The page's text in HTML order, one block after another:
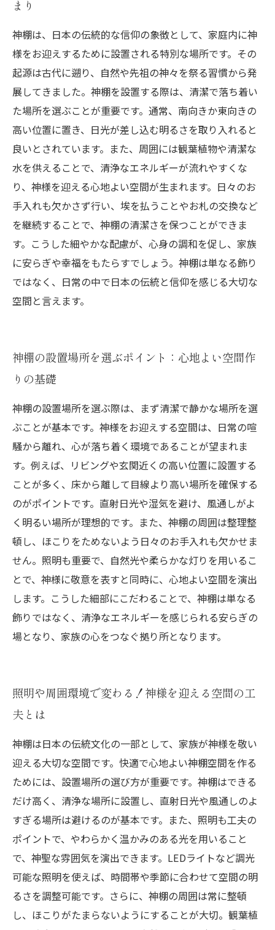
心安らぐ神棚空間の完成：実際に試してみた工
夫と感想
まとめ：神棚で神様を迎える、心地よい空間づ
くりの全ステップ
まり
神棚は、日本の伝統的な信仰の象徴として、家庭内に神
様をお迎えするために設置される特別な場所です。その
起源は古代に遡り、自然や先祖の神々を祭る習慣から発
展してきました。神棚を設置する際は、清潔で落ち着い
た場所を選ぶことが重要です。通常、南向きか東向きの
高い位置に置き、日光が差し込む明るさを取り入れると
良いとされています。また、周囲には観葉植物や清潔な
水を供えることで、清浄なエネルギーが流れやすくな
り、神様を迎える心地よい空間が生まれます。日々のお
手入れも欠かさず行い、埃を払うことやお札の交換など
を継続することで、神棚の清潔さを保つことができま
す。こうした細やかな配慮が、心身の調和を促し、家族
に安らぎや幸福をもたらすでしょう。神棚は単なる飾り
ではなく、日常の中で日本の伝統と信仰を感じる大切な
空間と言えます。
神棚の設置場所を選ぶポイント：心地よい空間作
りの基礎
神棚の設置場所を選ぶ際は、まず清潔で静かな場所を選
ぶことが基本です。神様をお迎えする空間は、日常の喧
騒から離れ、心が落ち着く環境であることが望まれま
す。例えば、リビングや玄関近くの高い位置に設置する
ことが多く、床から離して目線より高い場所を確保する
のがポイントです。直射日光や湿気を避け、風通しがよ
く明るい場所が理想的です。また、神棚の周囲は整理整
頓し、ほこりをためないよう日々のお手入れも欠かせま
せん。照明も重要で、自然光や柔らかな灯りを用いるこ
とで、神様に敬意を表すと同時に、心地よい空間を演出
します。こうした細部にこだわることで、神棚は単なる
飾りではなく、清浄なエネルギーを感じられる安らぎの
場となり、家族の心をつなぐ拠り所となります。
照明や周囲環境で変わる！神様を迎える空間の工
夫とは
神棚は日本の伝統文化の一部として、家族が神様を敬い
迎える大切な空間です。快適で心地よい神棚空間を作る
ためには、設置場所の選び方が重要です。神棚はできる
だけ高く、清浄な場所に設置し、直射日光や風通しのよ
すぎる場所は避けるのが基本です。また、照明も工夫の
ポイントで、やわらかく温かみのある光を用いること
で、神聖な雰囲気を演出できます。LEDライトなど調光
可能な照明を使えば、時間帯や季節に合わせて空間の明
るさを調整可能です。さらに、神棚の周囲は常に整頓
し、ほこりがたまらないようにすることが大切。観葉植